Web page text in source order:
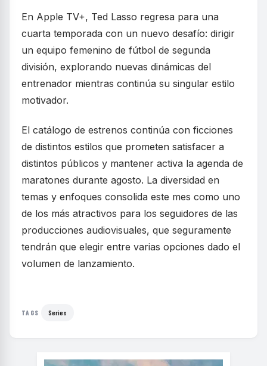
En Apple TV+, Ted Lasso regresa para una
cuarta temporada con un nuevo desafío: dirigir
un equipo femenino de fútbol de segunda
división, explorando nuevas dinámicas del
entrenador mientras continúa su singular estilo
motivador.
El catálogo de estrenos continúa con ficciones
de distintos estilos que prometen satisfacer a
distintos públicos y mantener activa la agenda de
maratones durante agosto. La diversidad en
temas y enfoques consolida este mes como uno
de los más atractivos para los seguidores de las
producciones audiovisuales, que seguramente
tendrán que elegir entre varias opciones dado el
volumen de lanzamiento.
TAGS Series